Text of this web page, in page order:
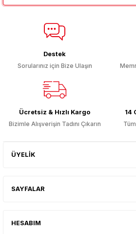
Ürün fiyatı diğer sitelerden daha pahalı.
Destek
Sorularınız için Bize Ulaşın
Ücretsiz & Hızlı Kargo
Bizimle Alışverişin Tadını Çıkarın
14
ÜYELİK
SAYFALAR
HESABIM